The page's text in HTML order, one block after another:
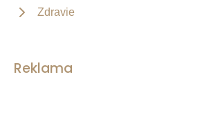
Zdravie
Reklama